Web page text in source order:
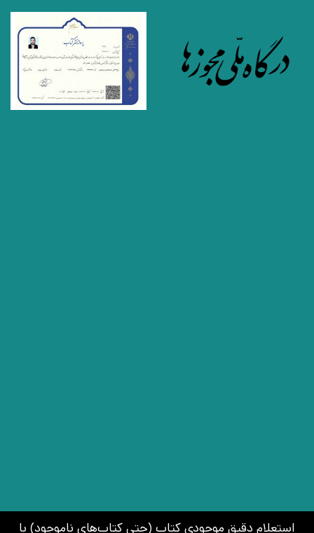
استعلام دقیق موجودی کتاب (حتی کتاب‌های ناموجود) با